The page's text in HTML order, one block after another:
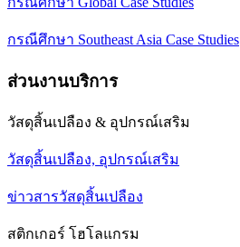
กรณีศึกษา Southeast Asia Case Studies
ส่วนงานบริการ
วัสดุสิ้นเปลือง & อุปกรณ์เสริม
วัสดุสิ้นเปลือง, อุปกรณ์เสริม
ข่าวสารวัสดุสิ้นเปลือง
สติกเกอร์ โฮโลแกรม